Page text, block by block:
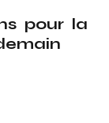
pour la